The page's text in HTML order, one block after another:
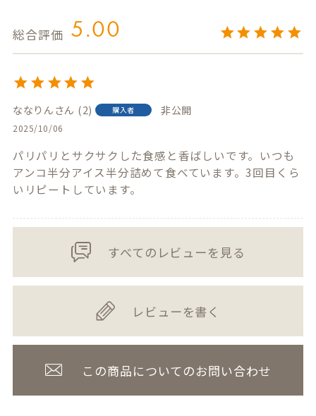
5.00
ななりん 2 購入者 非公開
2025/10/06
パリパリとサクサクした食感と香ばしいです。いつも
アンコ半分アイス半分詰めて食べています。3回目くら
いリピートしています。
すべてのレビューを見る
レビューを書く
この商品についてのお問い合わせ